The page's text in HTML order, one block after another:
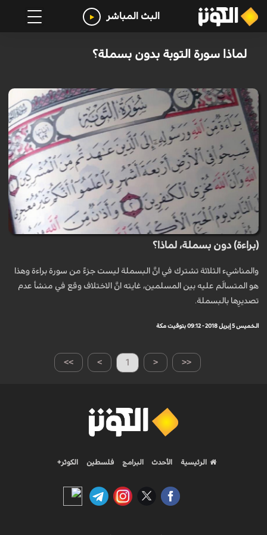
البث المباشر
لماذا سورة التوبة بدون بسملة؟
(براءة) دون بسملة، لماذا؟
والمناشيء الثلاثة تشترك في انَّ البسملة ليست جزءً من سورة براءة وهذا
هو المتسالَم عليه بين المسلمين، غايته انَّ الاختلاف وقع في منشأ عدم
تصديرِها بالبسملة.
الخميس 5 إبريل 2018 - 09:12 بتوقيت مكة
>> > 1 < <<
الرئيسية الأحدث البرامج فلسطين الكوثر+